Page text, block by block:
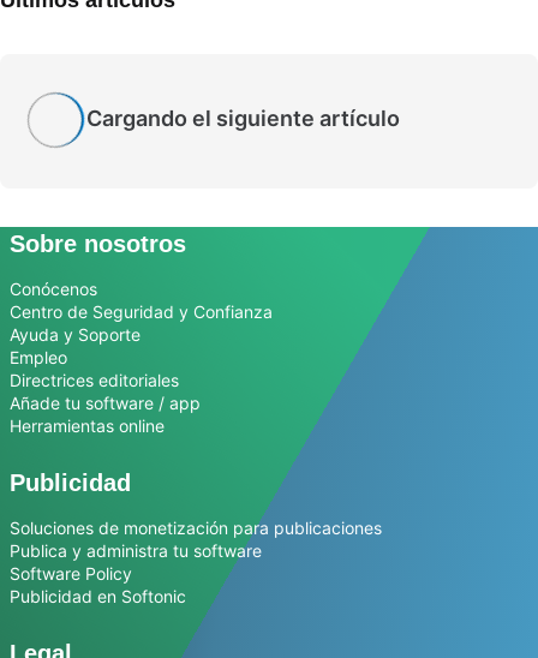
Cargando el siguiente artículo
Sobre nosotros
Conócenos
Centro de Seguridad y Confianza
Ayuda y Soporte
Empleo
Directrices editoriales
Añade tu software / app
Herramientas online
Publicidad
Soluciones de monetización para publicaciones
Publica y administra tu software
Software Policy
Publicidad en Softonic